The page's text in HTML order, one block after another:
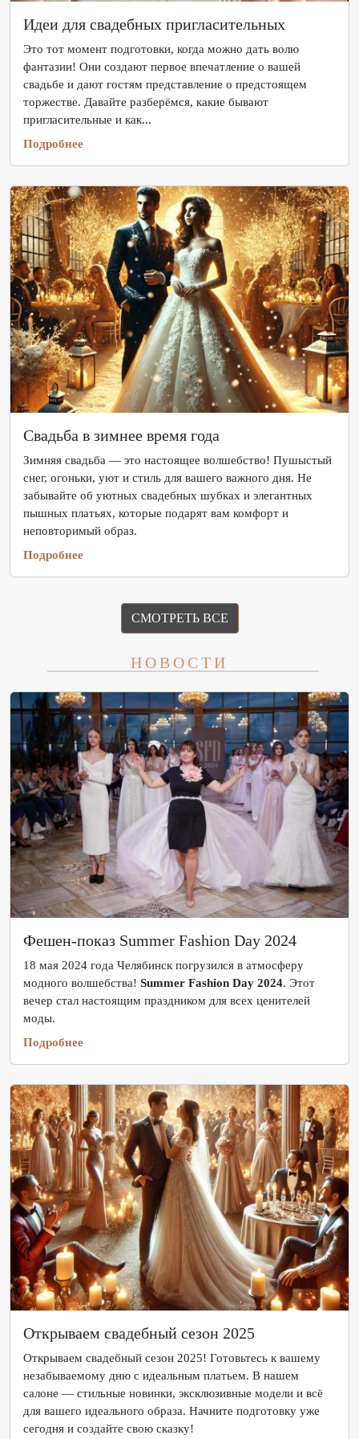
Идеи для свадебных пригласительных
Это тот момент подготовки, когда можно дать волю
фантазии! Они создают первое впечатление о вашей
свадьбе и дают гостям представление о предстоящем
торжестве. Давайте разберёмся, какие бывают
пригласительные и как...
Подробнее
Свадьба в зимнее время года
Зимняя свадьба — это настоящее волшебство! Пушыстый
снег, огоньки, уют и стиль для вашего важного дня. Не
забывайте об уютных свадебных шубках и элегантных
пышных платьях, которые подарят вам комфорт и
неповторимый образ.
Подробнее
СМОТРЕТЬ ВСЕ
НОВОСТИ
Фешен-показ Summer Fashion Day 2024
18 мая 2024 года Челябинск погрузился в атмосферу
модного волшебства! Summer Fashion Day 2024. Этот
вечер стал настоящим праздником для всех ценителей
моды.
Подробнее
Открываем свадебный сезон 2025
Открываем свадебный сезон 2025! Готовьтесь к вашему
незабываемому дню с идеальным платьем. В нашем
салоне — стильные новинки, эксклюзивные модели и всё
для вашего идеального образа. Начните подготовку уже
сегодня и создайте свою сказку!